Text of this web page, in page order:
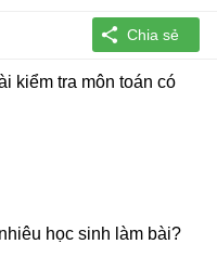
kiểm tra môn toán có
học sinh làm bài?